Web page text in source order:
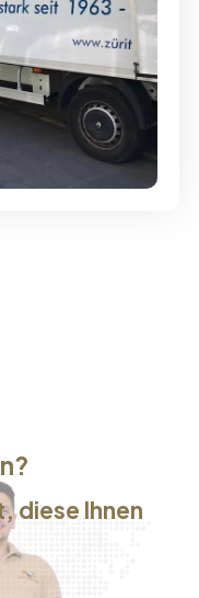
diese Ihnen